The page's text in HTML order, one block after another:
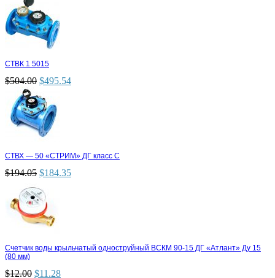
СТВК 1 5015
$504.00 $495.54
СТВХ — 50 «СТРИМ» ДГ класс С
$194.05 $184.35
Счетчик воды крыльчатый одноструйный ВСКМ 90-15 ДГ «Атлант» Ду 15
(80 мм)
$12.00 $11.28